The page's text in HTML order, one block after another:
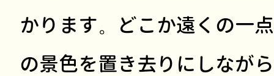
かります。どこか遠くの一
の景色を置き去りにしなが